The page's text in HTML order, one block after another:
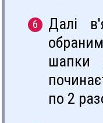
Далі
шапки
по 2